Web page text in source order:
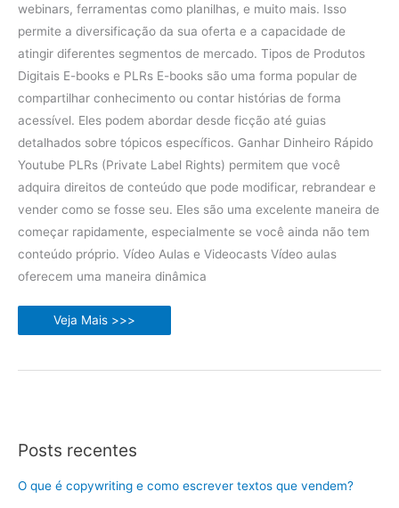
webinars, ferramentas como planilhas, e muito mais. Isso
permite a diversificação da sua oferta e a capacidade de
atingir diferentes segmentos de mercado. Tipos de Produtos
Digitais E-books e PLRs E-books são uma forma popular de
compartilhar conhecimento ou contar histórias de forma
acessível. Eles podem abordar desde ficção até guias
detalhados sobre tópicos específicos. Ganhar Dinheiro Rápido
Youtube PLRs (Private Label Rights) permitem que você
adquira direitos de conteúdo que pode modificar, rebrandear e
vender como se fosse seu. Eles são uma excelente maneira de
começar rapidamente, especialmente se você ainda não tem
conteúdo próprio. Vídeo Aulas e Videocasts Vídeo aulas
oferecem uma maneira dinâmica
Ganhar
Dinheiro
Veja Mais >>>
Posts recentes
O que é copywriting e como escrever textos que vendem?